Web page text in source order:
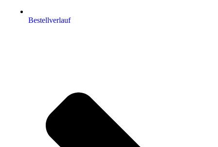
Bestellverlauf